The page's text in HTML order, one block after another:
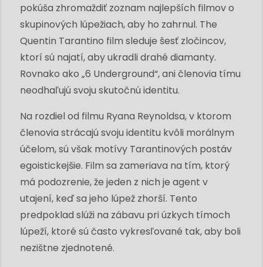
pokúša zhromaždiť zoznam najlepších filmov o
skupinových lúpežiach, aby ho zahrnul. The
Quentin Tarantino film sleduje šesť zločincov,
ktorí sú najatí, aby ukradli drahé diamanty.
Rovnako ako „6 Underground“, ani členovia tímu
neodhaľujú svoju skutočnú identitu.
Na rozdiel od filmu Ryana Reynoldsa, v ktorom
členovia strácajú svoju identitu kvôli morálnym
účelom, sú však motívy Tarantinových postáv
egoistickejšie. Film sa zameriava na tím, ktorý
má podozrenie, že jeden z nich je agent v
utajení, keď sa jeho lúpež zhorší. Tento
predpoklad slúži na zábavu pri úzkych tímoch
lúpeží, ktoré sú často vykresľované tak, aby boli
nezištne zjednotené.